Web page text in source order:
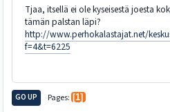
Tjaa, itsellä ei ole kyseisestä joesta
tämän palstan läpi?
http://www.perhokalastajat.net/
f=4&t=6225
GO UP Pages 1